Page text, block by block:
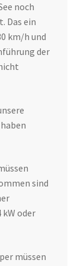
noch
Das ein
km/h und
der
sind
oder
müssen